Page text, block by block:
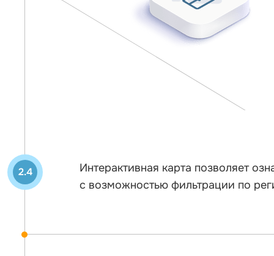
2.4
Интерактивная карта позволяет
с возможностью фильтрации по